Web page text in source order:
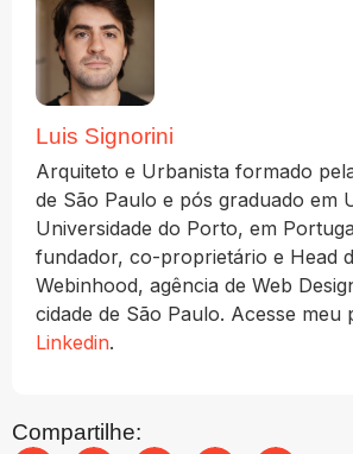
Luis Signorini
Arquiteto e Urbanista formado
de São Paulo e pós graduado em
Universidade do Porto, em
fundador, co-proprietário e Head
Webinhood, agência de Web
cidade de São Paulo. Acesse meu
Linkedin.
Compartilhe: